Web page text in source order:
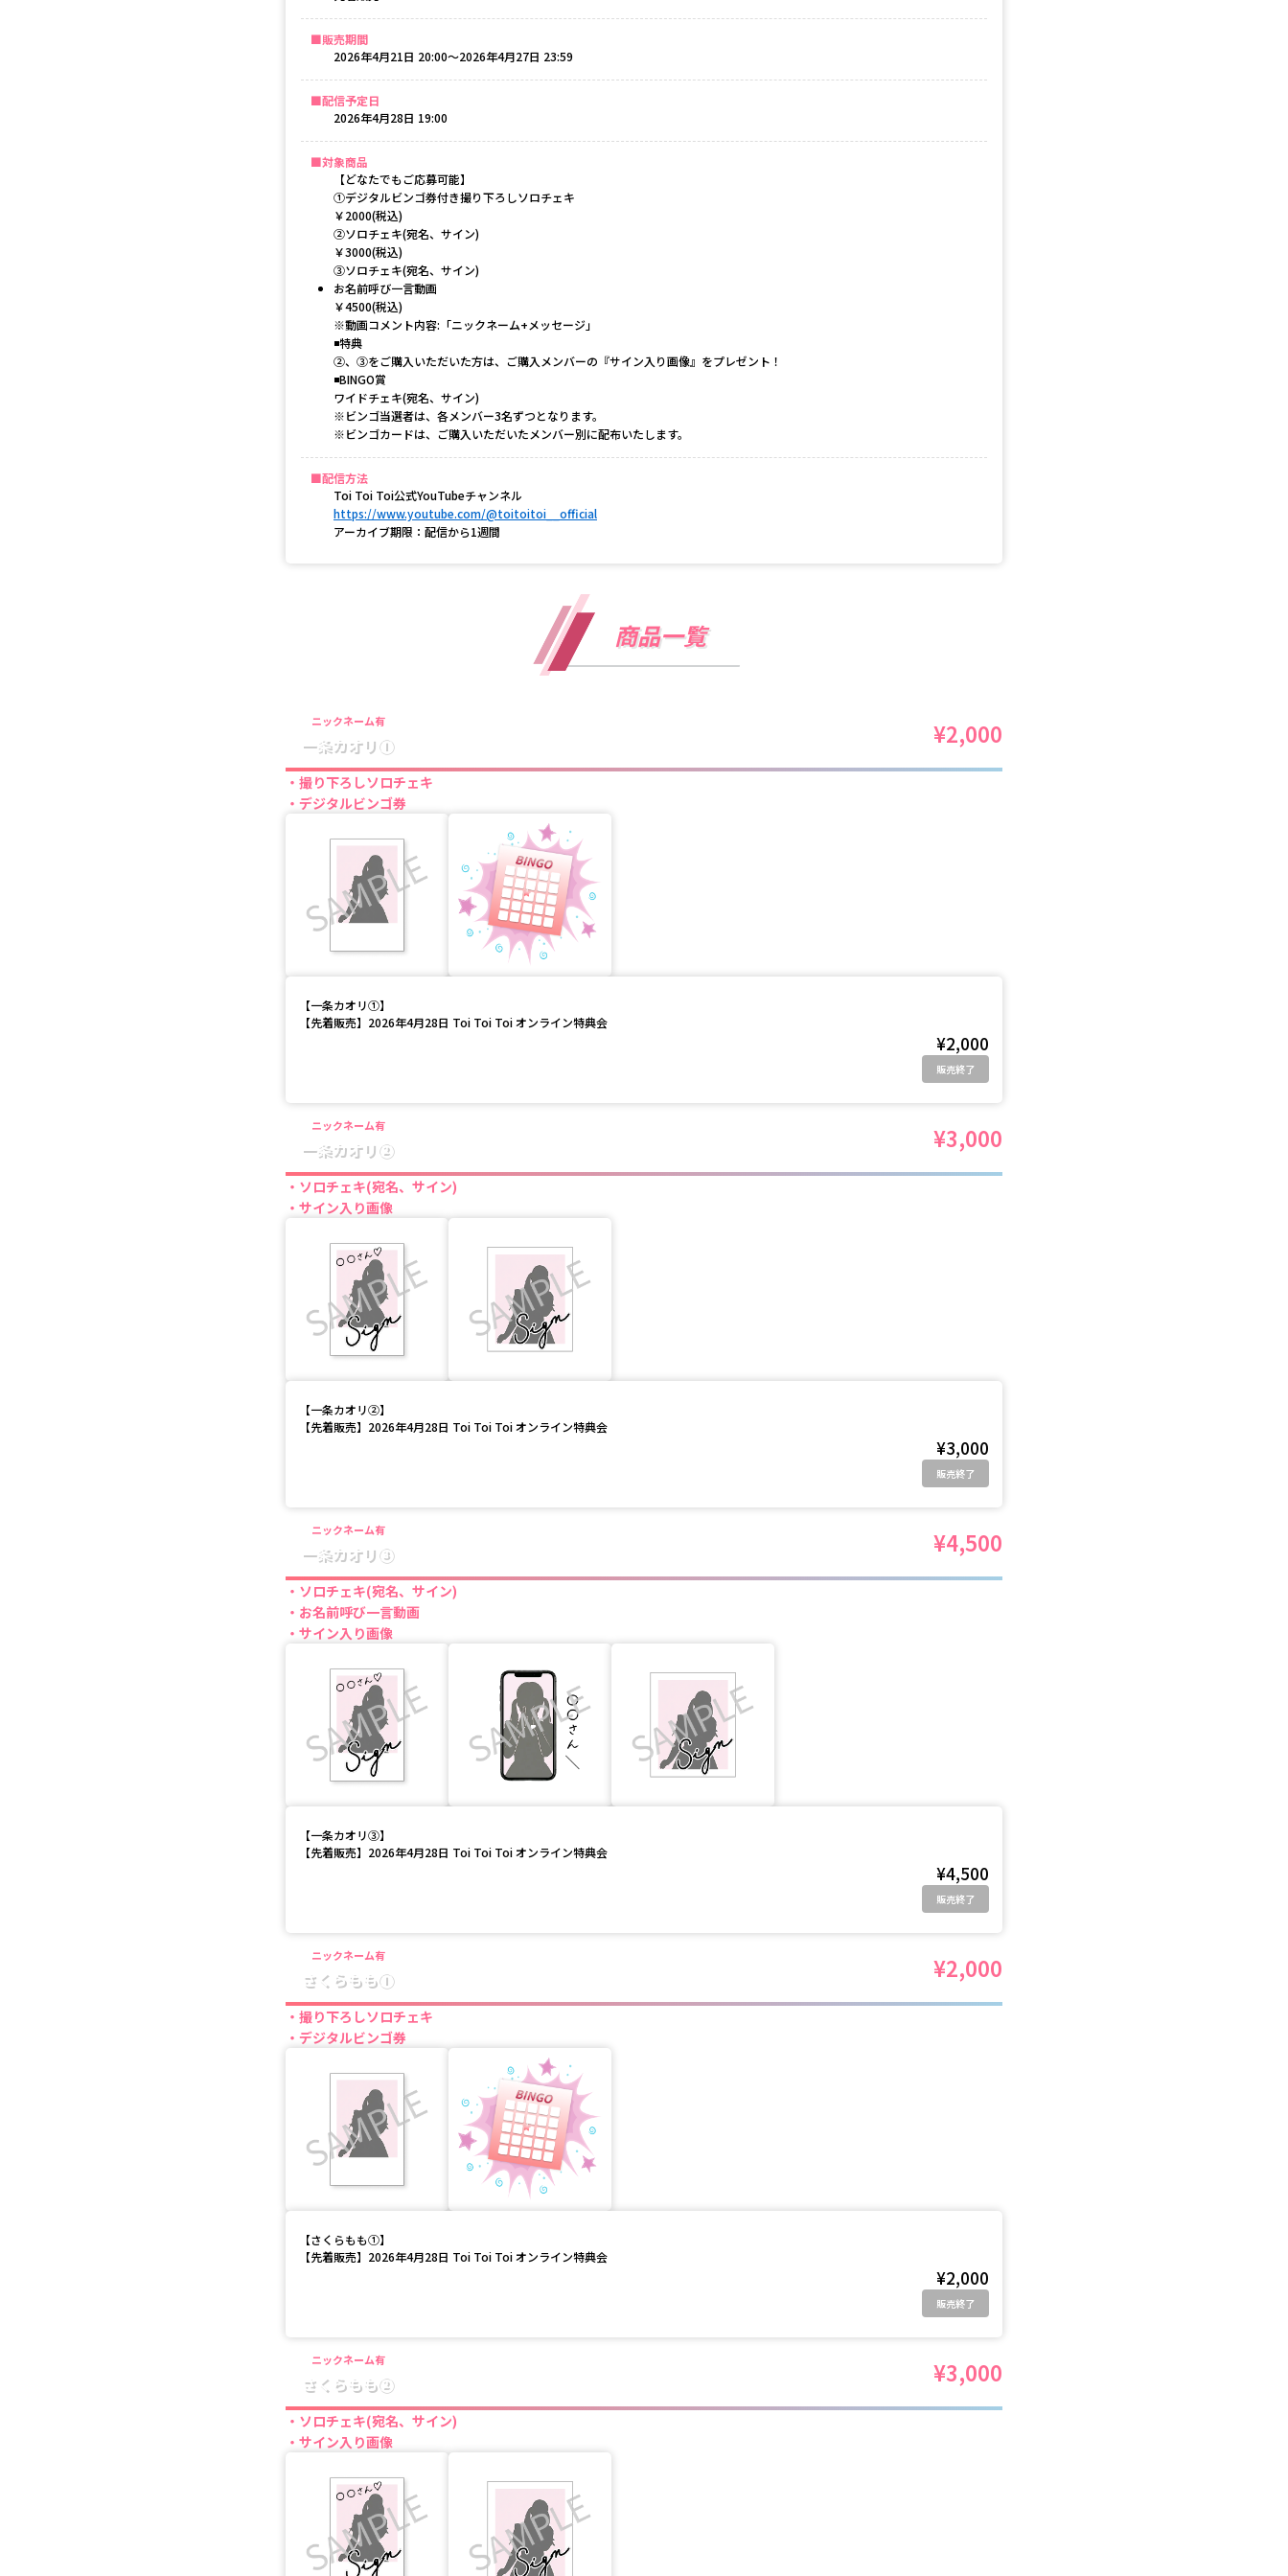
販売期間
2026年4月21日 20:00〜2026年4月27日 23:59
配信予定日
2026年4月28日 19:00
対象商品
【どなたでもご応募可能】
①デジタルビンゴ券付き撮り下ろしソロチェキ
￥2000(税込)
②ソロチェキ(宛名、サイン)
￥3000(税込)
③ソロチェキ(宛名、サイン)
お名前呼び一言動画
￥4500(税込)
※動画コメント内容:「ニックネーム+メッセージ」
◾️特典
②、③をご購入いただいた方は、ご購入メンバーの『サイン入り画像』をプレゼント！
◾️BINGO賞
ワイドチェキ(宛名、サイン)
※ビンゴ当選者は、各メンバー3名ずつとなります。
※ビンゴカードは、ご購入いただいたメンバー別に配布いたします。
配信方法
Toi Toi Toi公式YouTubeチャンネル
https://www.youtube.com/@toitoitoi__official
アーカイブ期限：配信から1週間
商品一覧
ニックネーム有
一条カオリ① ¥2,000
撮り下ろしソロチェキ
デジタルビンゴ券
【一条カオリ①】
【先着販売】2026年4月28日 Toi Toi Toi オンライン特典会
¥2,000
販売終了
ニックネーム有
一条カオリ② ¥3,000
ソロチェキ(宛名、サイン)
サイン入り画像
【一条カオリ②】
【先着販売】2026年4月28日 Toi Toi Toi オンライン特典会
¥3,000
販売終了
ニックネーム有
一条カオリ③ ¥4,500
ソロチェキ(宛名、サイン)
お名前呼び一言動画
サイン入り画像
【一条カオリ③】
【先着販売】2026年4月28日 Toi Toi Toi オンライン特典会
¥4,500
販売終了
ニックネーム有
さくらもも① ¥2,000
撮り下ろしソロチェキ
デジタルビンゴ券
【さくらもも①】
【先着販売】2026年4月28日 Toi Toi Toi オンライン特典会
¥2,000
販売終了
ニックネーム有
さくらもも② ¥3,000
ソロチェキ(宛名、サイン)
サイン入り画像